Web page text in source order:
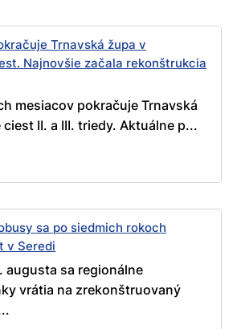
Trnavská župa v
Najnovšie začala rekonštrukcia
mesiacov pokračuje Trnavská
II. a III. triedy. Aktuálne p...
sa po siedmich rokoch
v Seredi
augusta sa regionálne
vrátia na zrekonštruovaný